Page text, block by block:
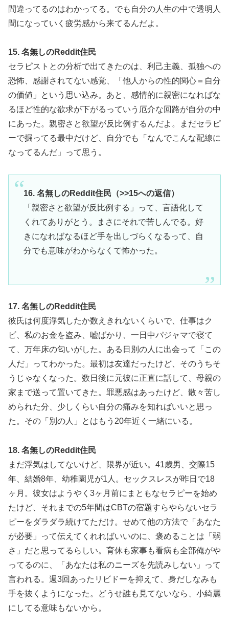
間違ってるのはわかってる。でも自分の人生の中で透明人
間になっていく疲労感から来てるんだよ。
15. 名無しのReddit住民
セラピストとの分析で出てきたのは、利己主義、孤独への
恐怖、感謝されてない感覚、「他人からの性的関心＝自分
の価値」という思い込み。あと、感情的に親密になればな
るほど性的な欲求が下がるっていう厄介な回路が自分の中
にあった。親密さと欲望が反比例するんだよ。まだセラピ
ーで掘ってる最中だけど、自分でも「なんでこんな配線に
なってるんだ」って思う。
16. 名無しのReddit住民（>>15への返信）
「親密さと欲望が反比例する」って、言語化して
くれてありがとう。まさにそれで苦しんでる。好
きになればなるほど手を出しづらくなるって、自
分でも意味がわからなくて怖かった。
17. 名無しのReddit住民
彼氏は何度浮気したか数えきれないくらいで、仕事はク
ビ、私のお金を盗み、嘘ばかり、一日中パジャマで寝て
て、万年床の匂いがした。ある日別の人に出会って「この
人だ」ってわかった。最初は友達だったけど、そのうちそ
うじゃなくなった。数日後に元彼に正直に話して、母親の
家まで送って置いてきた。罪悪感はあったけど、散々苦し
められた分、少しくらい自分の痛みを知ればいいと思っ
た。その「別の人」とはもう20年近く一緒にいる。
18. 名無しのReddit住民
まだ浮気はしてないけど、限界が近い。41歳男、交際15
年、結婚8年、幼稚園児が1人。セックスレスが昨日で18
ヶ月。彼女はようやく3ヶ月前にまともなセラピーを始め
たけど、それまでの5年間はCBTの宿題すらやらないセラ
ピーをダラダラ続けてただけ。せめて他の方法で「あなた
が必要」って伝えてくれればいいのに、褒めることは「弱
さ」だと思ってるらしい。育休も家事も看病も全部俺がや
ってるのに、「あなたは私のニーズを先読みしない」って
言われる。週3回あったリビドーを抑えて、身だしなみも
手を抜くようになった。どうせ誰も見てないなら、小綺麗
にしてる意味もないから。